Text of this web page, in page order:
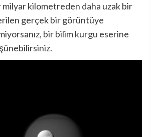
milyar kilometreden daha uzak bir
gerçek bir görüntüye
bir bilim kurgu eserine